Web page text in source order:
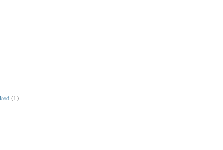
(1)